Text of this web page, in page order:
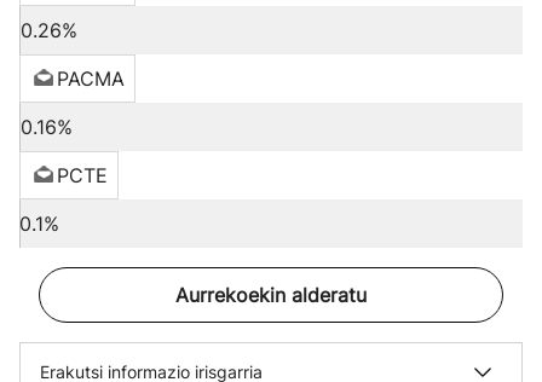
0.26%
PACMA
0.16%
PCTE
0.1%
Aurrekoekin alderatu
Erakutsi informazio irisgarria